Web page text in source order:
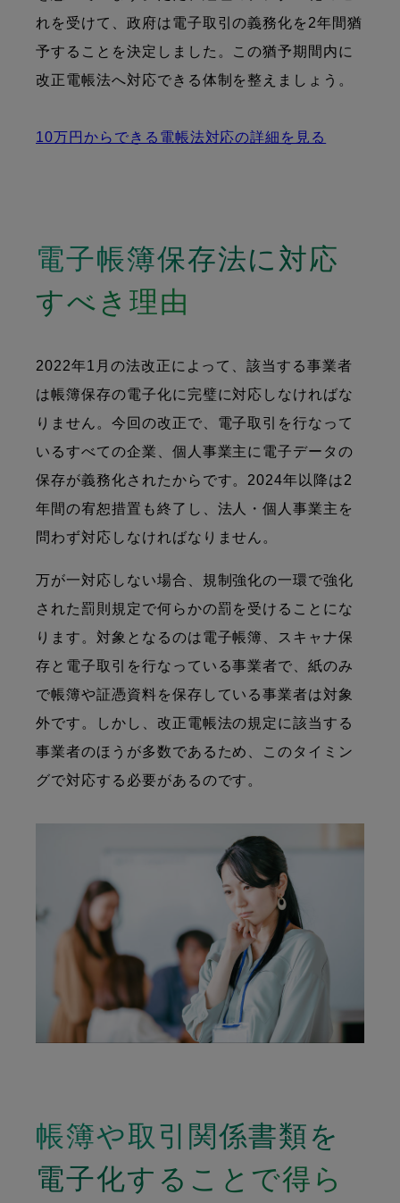
れを受けて、政府は電子取引の義務化を2年間猶
予することを決定しました。この猶予期間内に
改正電帳法へ対応できる体制を整えましょう。
10万円からできる電帳法対応の詳細を見る
電子帳簿保存法に対応
すべき理由
2022年1月の法改正によって、該当する事業者
は帳簿保存の電子化に完璧に対応しなければな
りません。今回の改正で、電子取引を行なって
いるすべての企業、個人事業主に電子データの
保存が義務化されたからです。2024年以降は2
年間の宥恕措置も終了し、法人・個人事業主を
問わず対応しなければなりません。
万が一対応しない場合、規制強化の一環で強化
された罰則規定で何らかの罰を受けることにな
ります。対象となるのは電子帳簿、スキャナ保
存と電子取引を行なっている事業者で、紙のみ
で帳簿や証憑資料を保存している事業者は対象
外です。しかし、改正電帳法の規定に該当する
事業者のほうが多数であるため、このタイミン
グで対応する必要があるのです。
帳簿や取引関係書類を
電子化することで得ら